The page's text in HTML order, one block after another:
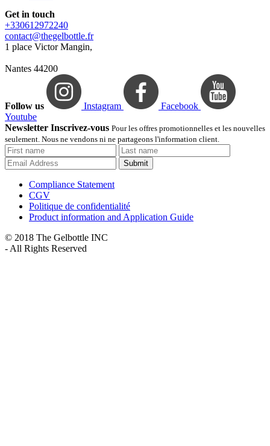
Get in touch
+330612972240
contact@thegelbottle.fr
1 place Victor Mangin,
Nantes 44200
Follow us Instagram
Facebook
Youtube
Newsletter Inscrivez-vous Pour les offres promotionnelles et les nouvelles
seulement. Nous ne vendons ni ne partageons l'information client.
Submit
Compliance Statement
CGV
Politique de confidentialité
Product information and Application Guide
© 2018 The Gelbottle INC
- All Rights Reserved